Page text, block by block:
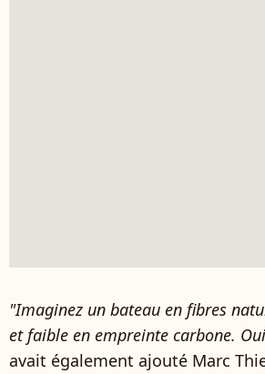
"Imaginez un bateau en fibres
et faible en empreinte carbone.
avait également ajouté Marc